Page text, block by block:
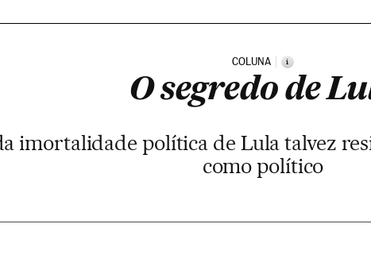
COLUNA i
O segredo de
imortalidade política de Lula talvez
como político